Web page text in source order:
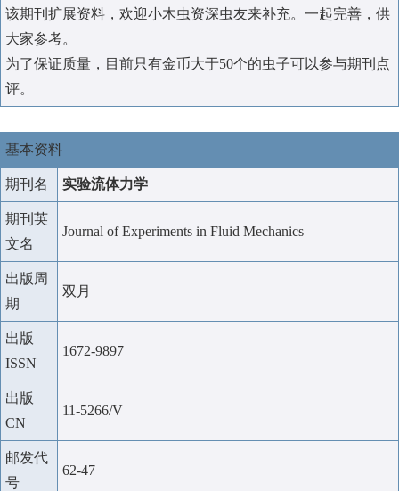
该期刊扩展资料，欢迎小木虫资深虫友来补充。一起完善，供
大家参考。
为了保证质量，目前只有金币大于50个的虫子可以参与期刊点
评。
基本资料
期刊名 实验流体力学
期刊英
文名
Journal of Experiments in Fluid Mechanics
出版周
期
双月
出版
ISSN
1672-9897
出版
CN
11-5266/V
邮发代
号
62-47